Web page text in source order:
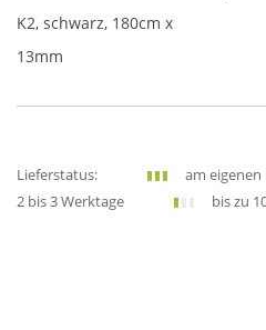
K2, schwarz, 180cm x
13mm
Lieferstatus:
am eigenen
2 bis 3 Werktage
bis zu